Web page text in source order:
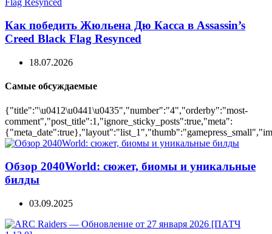
Как победить Жюльена Дю Касса в Assassin’s
Creed Black Flag Resynced
18.07.2026
Самые обсуждаемые
{"title":"\u0412\u0441\u0435","number":"4","orderby":"most-
comment","post_title":1,"ignore_sticky_posts":true,"meta":
Обзор 2040World: сюжет, биомы и уникальные
билды
03.09.2025